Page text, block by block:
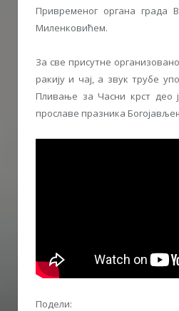
Привременог органа града
Миленковићем.
За све присутне
ракију и чај, а звук трубе
Пливање за Часни крст део
прославе празника
Подели: